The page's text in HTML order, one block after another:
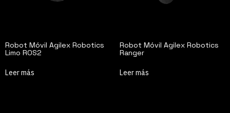
Robot Móvil Agilex Robotics
Limo ROS2
Leer más
Robot Móvil Agilex Robotics
Ranger
Leer más